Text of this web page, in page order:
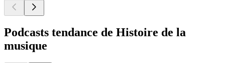
Podcasts tendance de Histoire de la
musique